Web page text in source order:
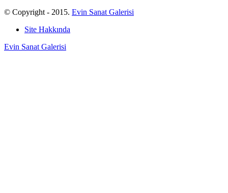
© Copyright - 2015. Evin Sanat Galerisi
Site Hakkında
Evin Sanat Galerisi